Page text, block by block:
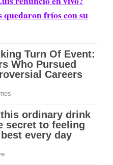
quedaron fríos con su